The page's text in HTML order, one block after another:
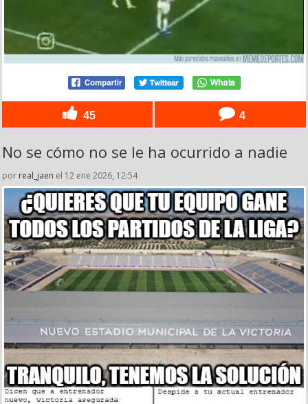
45 4
No se cómo no se le ha ocurrido a nadie
por real_jaen el 12 ene 2026, 12:54